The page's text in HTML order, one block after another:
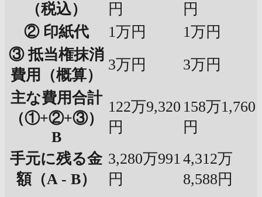
（税込）
円
円
② 印紙代
1万円
1万円
③ 抵当権抹消
費用（概算）
3万円
3万円
主な費用合計
（①+②+③）
B
122万9,320
円
158万1,760
円
手元に残る金
額（A - B）
3,280万991
円
4,312万
8,588円